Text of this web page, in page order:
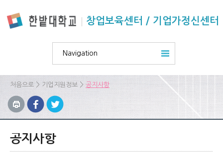
창업보육센터 / 기업가정신센터
Navigation
처음으로 > 기업지원정보 > 공지사항
공지사항